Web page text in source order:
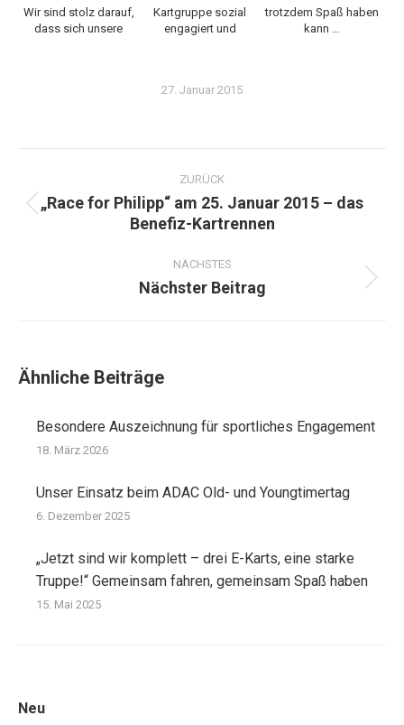
Wir sind stolz darauf,
dass sich unsere
Kartgruppe sozial
engagiert und
trotzdem Spaß haben
kann …
27. Januar 2015
ZURÜCK
Vorheriger
Beitrag:
„Race for Philipp“ am 25. Januar 2015 – das
Benefiz-Kartrennen
NÄCHSTES
Nächster
Nächster Beitrag
Ähnliche Beiträge
Besondere Auszeichnung für sportliches Engagement
18. März 2026
Unser Einsatz beim ADAC Old- und Youngtimertag
6. Dezember 2025
„Jetzt sind wir komplett – drei E-Karts, eine starke
Truppe!“ Gemeinsam fahren, gemeinsam Spaß haben
15. Mai 2025
Neu